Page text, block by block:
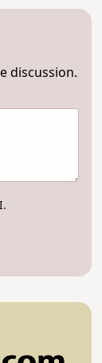
discussion.